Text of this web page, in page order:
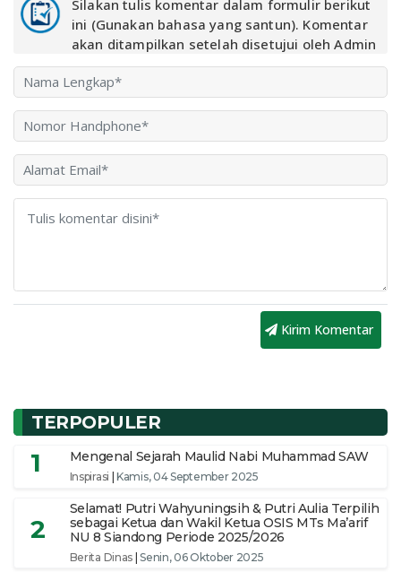
Silakan tulis komentar dalam formulir berikut
ini (Gunakan bahasa yang santun). Komentar
akan ditampilkan setelah disetujui oleh Admin
Kirim Komentar
TERPOPULER
1 Mengenal Sejarah Maulid Nabi Muhammad SAW
Inspirasi |Kamis, 04 September 2025
2
Selamat! Putri Wahyuningsih & Putri Aulia Terpilih
sebagai Ketua dan Wakil Ketua OSIS MTs Ma’arif
NU 8 Siandong Periode 2025/2026
Berita Dinas |Senin, 06 Oktober 2025